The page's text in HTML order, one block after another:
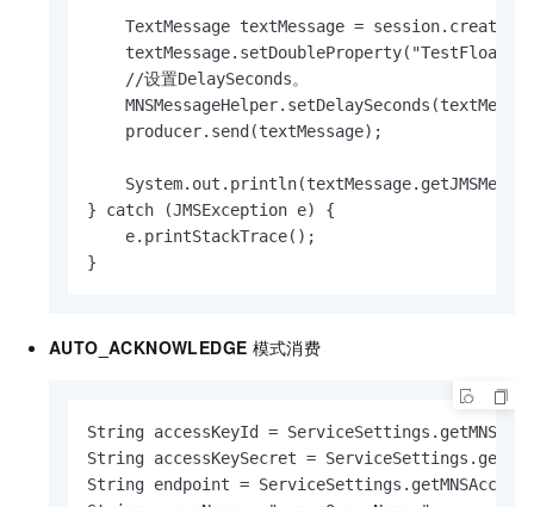
TextMessage textMessage =
textMessage.setDoubleProperty("TestFloat",
    //设置DelaySeconds。
    producer.send(textMessage);
} catch (JMSException e) {
    e.printStackTrace();
}
AUTO_ACKNOWLEDGE 模式消费
String accessKeyId =
String accessKeySecret =
String endpoint =